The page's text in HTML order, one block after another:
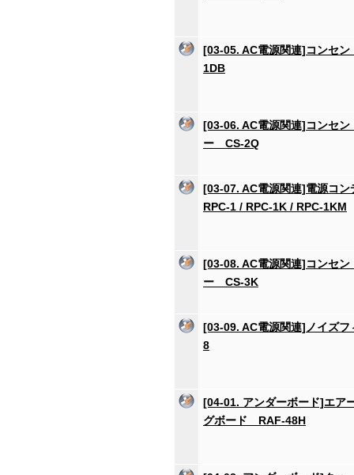
[03-05. AC電源関連]コンセ
1DB
[03-06. AC電源関連]コンセン
ー CS-2Q
[03-07. AC電源関連]電源コン
RPC-1 / RPC-1K / RPC-1KM
[03-08. AC電源関連]コンセン
ー CS-3K
[03-09. AC電源関連]ノイズフ
8
[04-01. アンダーボード]エア
グボード RAF-48H